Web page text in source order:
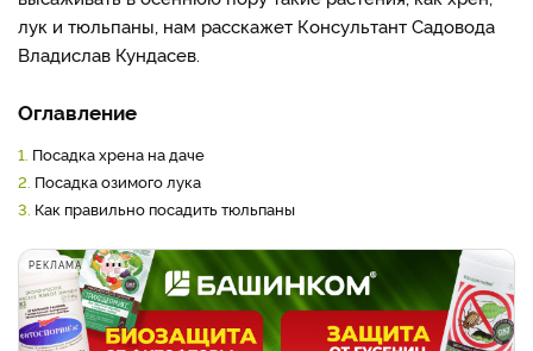
лук и тюльпаны, нам расскажет Консультант Садовода
Владислав Кундасев.
Оглавление
1. Посадка хрена на даче
2. Посадка озимого лука
3. Как правильно посадить тюльпаны
РЕКЛАМА